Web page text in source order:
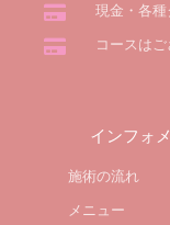
現金・各
コースは
インフォ
施術の流れ
メニュー